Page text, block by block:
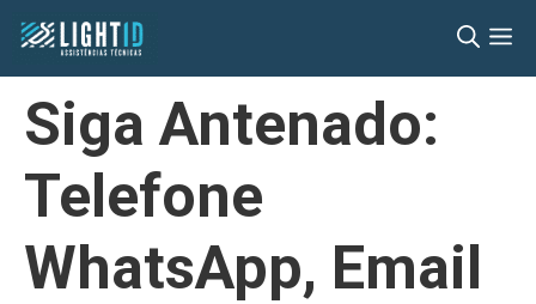
Pular
para
conteúdo
Siga Antenado:
Telefone
WhatsApp, Email